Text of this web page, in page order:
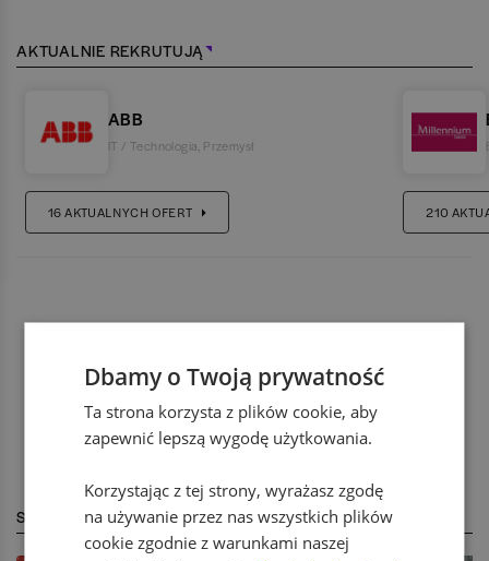
AKTUALNIE REKRUTUJĄ
ABB
IT / Technologia Przemysł
16AKTUALNYCH OFERT 210
STREFA EKSPERTA
Dbamy o Twoją prywatność
Ta strona korzysta z plików cookie, aby
zapewnić lepszą wygodę użytkowania.
Korzystając z tej strony, wyrażasz zgodę
na używanie przez nas wszystkich plików
cookie zgodnie z warunkami naszej